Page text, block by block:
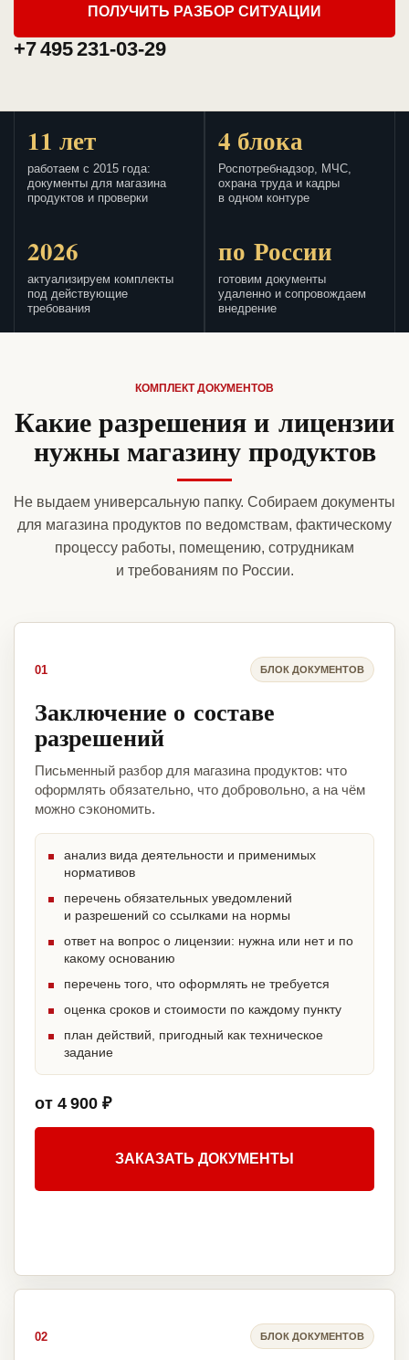
ПОЛУЧИТЬ РАЗБОР СИТУАЦИИ
+7 495 231-03-29
11 лет
работаем с 2015 года:
документы для магазина
продуктов и проверки
4 блока
Роспотребнадзор, МЧС,
охрана труда и кадры
в одном контуре
2026
актуализируем комплекты
под действующие
требования
по России
готовим документы
удаленно и сопровождаем
внедрение
КОМПЛЕКТ ДОКУМЕНТОВ
Какие разрешения и лицензии
нужны магазину продуктов
Не выдаем универсальную папку. Собираем документы
для магазина продуктов по ведомствам, фактическому
процессу работы, помещению, сотрудникам
и требованиям по России.
01 БЛОК ДОКУМЕНТОВ
Заключение о составе
разрешений
Письменный разбор для магазина продуктов: что
оформлять обязательно, что добровольно, а на чём
можно сэкономить.
анализ вида деятельности и применимых
нормативов
перечень обязательных уведомлений
и разрешений со ссылками на нормы
ответ на вопрос о лицензии: нужна или нет и по
какому основанию
перечень того, что оформлять не требуется
оценка сроков и стоимости по каждому пункту
план действий, пригодный как техническое
задание
от 4 900 ₽
ЗАКАЗАТЬ ДОКУМЕНТЫ
02 БЛОК ДОКУМЕНТОВ